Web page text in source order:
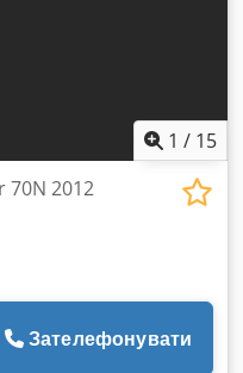
1 / 15
70N 2012
Зателефонувати